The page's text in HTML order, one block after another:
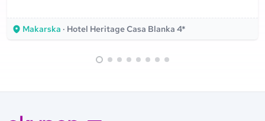
Makarska · Hotel Heritage Casa Blanka 4*